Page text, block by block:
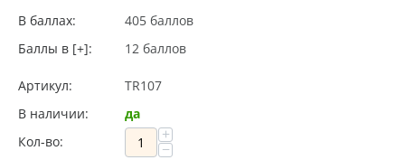
В баллах:
405 баллов
Баллы в [+]:
12 баллов
Артикул:
TR107
В наличии:
да
Кол-во:
+
−